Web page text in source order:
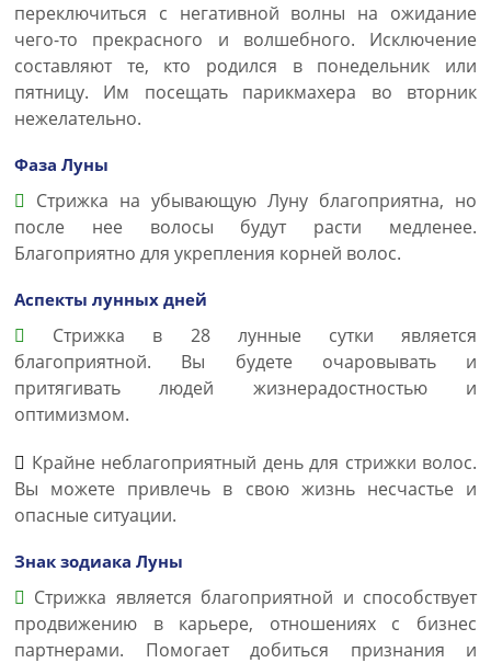
переключиться с негативной волны на ожидание
чего-то прекрасного и волшебного. Исключение
составляют те, кто родился в понедельник или
пятницу. Им посещать парикмахера во вторник
нежелательно.
Фаза Луны
Стрижка на убывающую Луну благоприятна, но
после нее волосы будут расти медленее.
Благоприятно для укрепления корней волос.
Аспекты лунных дней
Стрижка в 28 лунные сутки является
благоприятной. Вы будете очаровывать и
притягивать людей жизнерадостностью и
оптимизмом.
Крайне неблагоприятный день для стрижки волос.
Вы можете привлечь в свою жизнь несчастье и
опасные ситуации.
Знак зодиака Луны
Стрижка является благоприятной и способствует
продвижению в карьере, отношениях с бизнес
партнерами. Помогает добиться признания и